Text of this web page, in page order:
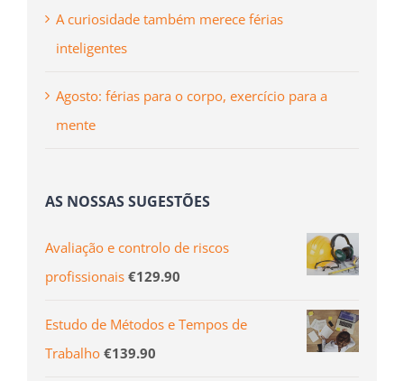
A curiosidade também merece férias
inteligentes
Agosto: férias para o corpo, exercício para a
mente
AS NOSSAS SUGESTÕES
Avaliação e controlo de riscos
profissionais €129.90
Estudo de Métodos e Tempos de
Trabalho €139.90